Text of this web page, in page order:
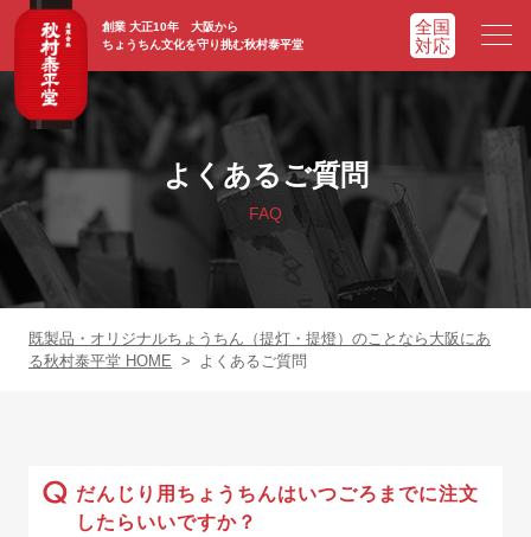
創業 大正10年 大阪から
ちょうちん文化を守り挑む秋村泰平堂
ホーム
選ばれる理由 ADVATAGE
提灯一覧 CHOCHIN
お知らせ
よくあるご質問
FAQ
既製品・オリジナルちょうちん（提灯・提燈）のことなら大阪にあ
る秋村泰平堂 HOME > よくあるご質問
だんじり用ちょうちんはいつごろまでに注文
したらいいですか？